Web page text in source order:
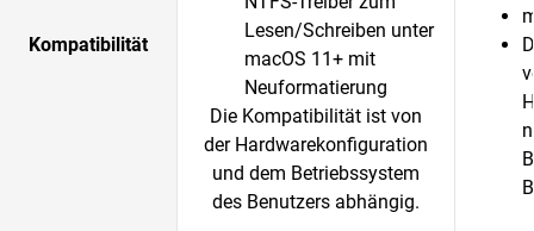
Kompatibilität
Lesen/Schreiben unter
macOS 11+ mit
Neuformatierung
Die Kompatibilität ist von
der Hardwarekonfiguration
und dem Betriebssystem
des Benutzers abhängig.